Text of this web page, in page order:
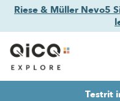
Riese & Müller Nevo5
Testrit